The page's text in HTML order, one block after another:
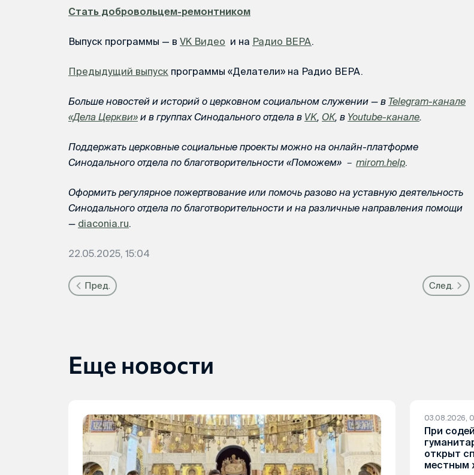
Стать добровольцем-ремонтником
Выпуск программы — в VK Видео и на Радио ВЕРА.
Предыдущий выпуск программы «Делатели» на Радио ВЕРА.
Больше новостей и историй о церковном социальном служении — в Telegram-канале
«Дела Церкви» и в группах Синодального отдела в VK, ОК, в Youtube-канале.
Поддержать церковные социальные проекты можно на онлайн-платформе
Синодального отдела по благотворительности «Поможем» － mirom.help.
Оформить регулярное пожертвование или помочь разово на уставную деятельность
Синодального отдела по благотворительности и на различные направления помощи
— diaconia.ru.
22.05.2025, 15:04
Пред. След.
Еще новости
03.08.2026,
При
открыт
местным